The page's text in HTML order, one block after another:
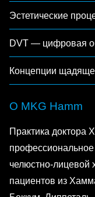
Эстетические
DVT — цифровая
Концепции
О MKG Hamm
Практика доктора
профессиональное
челюстно-лицевой
пациентов из